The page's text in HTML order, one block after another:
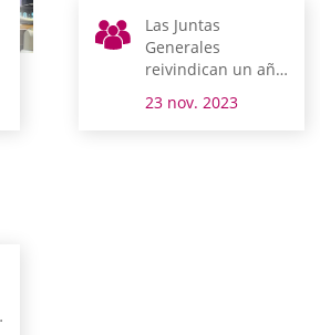
Las Juntas
Generales
reivindican un año
libre de violencias
23 nov. 2023